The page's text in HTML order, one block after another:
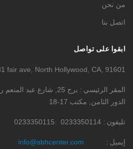
من نحن
اتصل بنا
ابقوا على تواصل
fair ave, North Hollywood, CA, 91601
المقر الرئيسي
برج 25, شارع عبد
الدور الثامن, مكتب 17-18
تليفون 0233350114
0233350115
إيميل info@sbhcenter.com